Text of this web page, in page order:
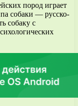
пород играет
собаки — русско-
собаку с